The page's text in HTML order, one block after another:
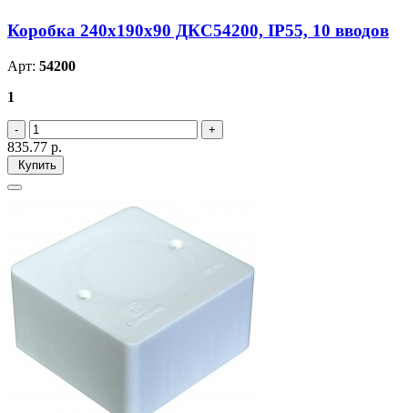
Коробка 240х190х90 ДКС54200, IP55, 10 вводов
Арт: 54200
1
835.77 р.
Купить